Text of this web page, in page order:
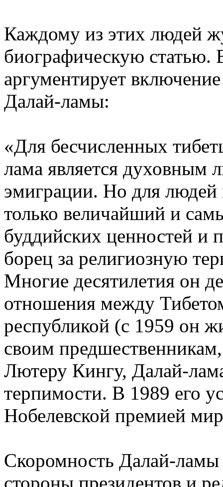
Каждому из этих людей
биографическую статью.
аргументирует
Далай-ламы:
«Для бесчисленных
лама является духовным
эмиграции. Но для людей
только величайший и
буддийских ценностей и
борец за религиозную
Многие десятилетия он
отношения между
республикой (с 1959 он
своим
Лютеру Кингу, Далай-
терпимости. В 1989 его
Нобелевской премией
Скоромность Далай-
стороны президентов и